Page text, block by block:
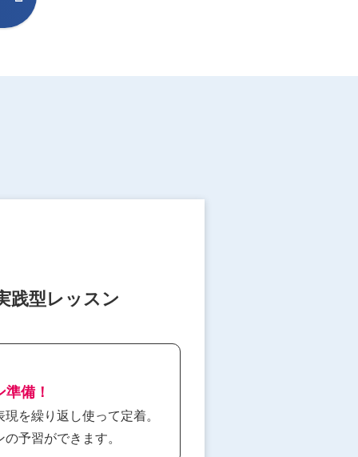
践型レッスン
備！
を繰り返し使って定着。
予習ができます。